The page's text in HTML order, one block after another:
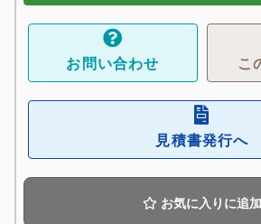
お問い合わせ こ
見積書発行へ
お気に入りに追加